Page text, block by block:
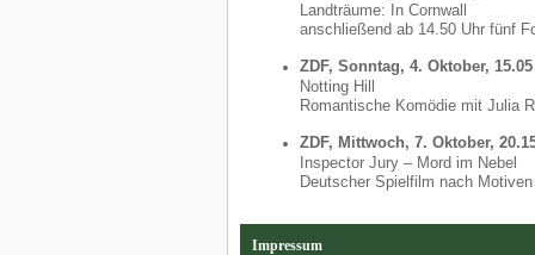
Landträume: In Cornwall
anschließend ab 14.50 Uhr fünf
ZDF, Sonntag, 4. Oktober,
Notting Hill
Romantische Komödie mit Julia
ZDF, Mittwoch, 7. Oktober,
Inspector Jury – Mord im Nebel
Deutscher Spielfilm nach
Impressum